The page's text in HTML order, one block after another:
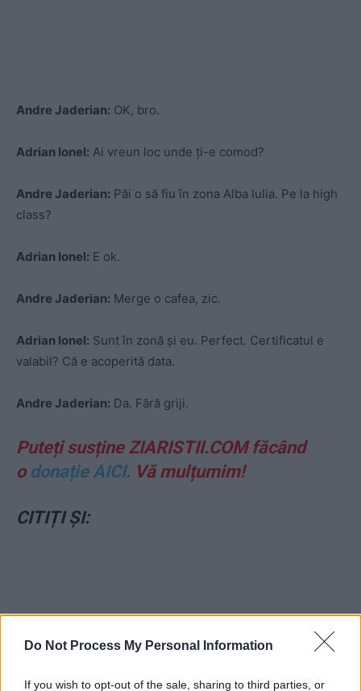
Do Not Process My Personal Information
If you wish to opt-out of the sale, sharing to third parties, or
Andre Jaderian: OK, bro.
Adrian Ionel: Ai vreun loc unde ți-e comod?
Andre Jaderian: Păi o să fiu în zona Alba Iulia. Pe la high
class?
Adrian Ionel: E ok.
Andre Jaderian: Merge o cafea, zic.
Adrian Ionel: Sunt în zonă și eu. Perfect. Certificatul e
valabil? Că e acoperită data.
Andre Jaderian: Da. Fără griji.
Puteți susține ZIARISTII.COM făcând
o donație AICI. Vă mulțumim!
CITIȚI ȘI:
ad